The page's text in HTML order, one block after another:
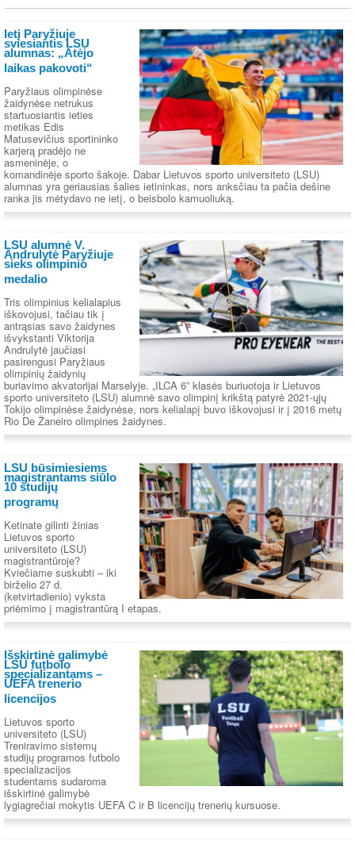
Ietį Paryžiuje
sviesiantis LSU
alumnas: „Atėjo
laikas pakovoti“
Paryžiaus olimpinėse
žaidynėse netrukus
startuosiantis ieties
metikas Edis
Matusevičius sportininko
karjerą pradėjo ne
asmeninėje, o
komandinėje sporto šakoje. Dabar Lietuvos sporto universiteto (LSU)
alumnas yra geriausias šalies ietininkas, nors anksčiau ta pačia dešine
ranka jis mėtydavo ne ietį, o beisbolo kamuoliuką.
LSU alumnė V.
Andrulytė Paryžiuje
sieks olimpinio
medalio
Tris olimpinius kelialapius
iškovojusi, tačiau tik į
antrąsias savo žaidynes
išvykstanti Viktorija
Andrulytė jaučiasi
pasirengusi Paryžiaus
olimpinių žaidynių
buriavimo akvatorijai Marselyje. „ILCA 6” klasės buriuotoja ir Lietuvos
sporto universiteto (LSU) alumnė savo olimpinį krikštą patyrė 2021-ųjų
Tokijo olimpinėse žaidynėse, nors kelialapį buvo iškovojusi ir į 2016 metų
Rio De Žaneiro olimpines žaidynes.
LSU būsimiesiems
magistrantams siūlo
10 studijų
programų
Ketinate gilinti žinias
Lietuvos sporto
universiteto (LSU)
magistrantūroje?
Kviečiame suskubti – iki
birželio 27 d.
(ketvirtadienio) vyksta
priėmimo į magistrantūrą I etapas.
Išskirtinė galimybė
LSU futbolo
specializantams –
UEFA trenerio
licencijos
Lietuvos sporto
universiteto (LSU)
Treniravimo sistemų
studijų programos futbolo
specializacijos
studentams sudaroma
išskirtinė galimybė
lygiagrečiai mokytis UEFA C ir B licencijų trenerių kursuose.